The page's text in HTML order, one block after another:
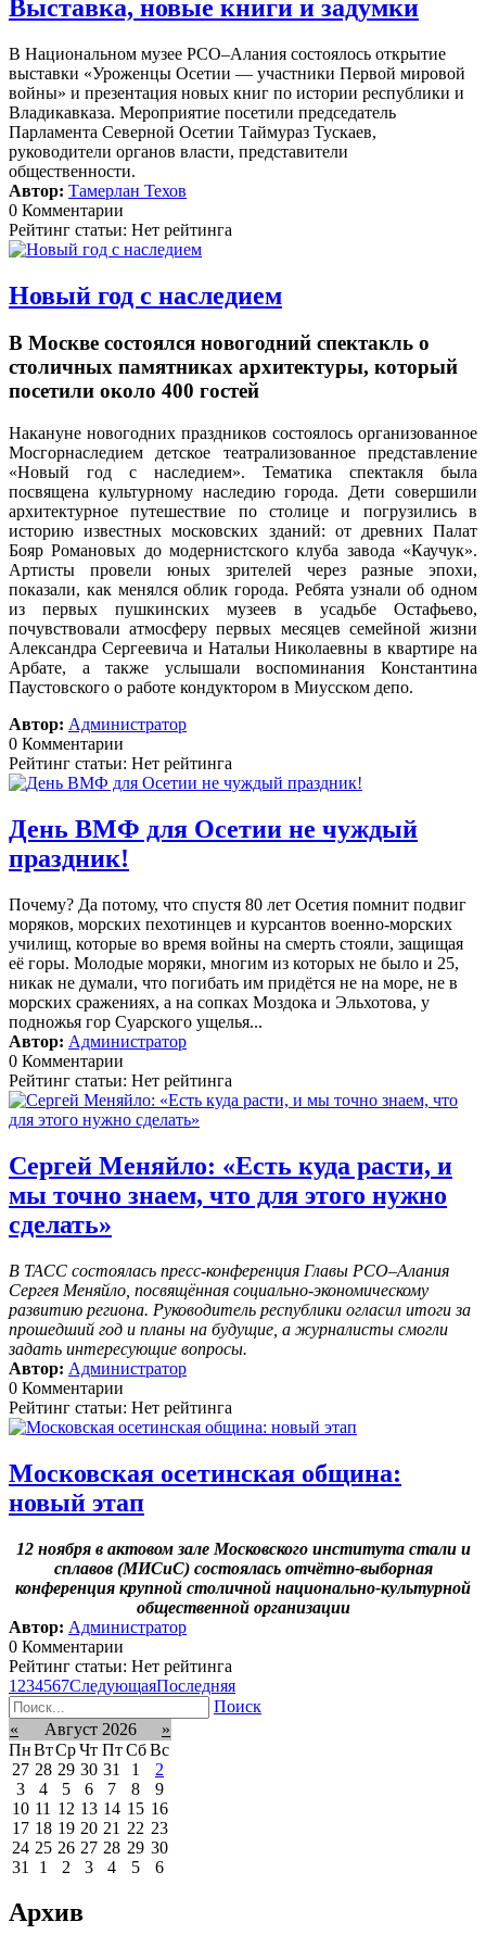
Выставка, новые книги и задумки
В Национальном музее РСО–Алания состоялось открытие
выставки «Уроженцы Осетии — участники Первой мировой
войны» и презентация новых книг по истории республики и
Владикавказа. Мероприятие посетили председатель
Парламента Северной Осетии Таймураз Тускаев,
руководители органов власти, представители
общественности.
Автор: Тамерлан Техов
0 Комментарии
Рейтинг статьи: Нет рейтинга
Новый год с наследием
В Москве состоялся новогодний спектакль о
столичных памятниках архитектуры, который
посетили около 400 гостей
Накануне новогодних праздников состоялось организованное
Мосгорнаследием детское театрализованное представление
«Новый год с наследием».
Тематика спектакля была
посвящена культурному наследию города. Дети совершили
архитектурное путешествие по столице и погрузились в
историю известных московских зданий: от древних Палат
Бояр Романовых до модернистского клуба завода «Каучук».
Артисты провели юных зрителей через разные эпохи,
показали, как менялся облик города. Ребята узнали об одном
из первых пушкинских музеев в усадьбе Остафьево,
почувствовали атмосферу первых месяцев семейной жизни
Александра Сергеевича и Натальи Николаевны в квартире на
Арбате, а также услышали воспоминания Константина
Паустовского о работе кондуктором в Миусском депо.
Автор: Администратор
0 Комментарии
Рейтинг статьи: Нет рейтинга
День ВМФ для Осетии не чуждый
праздник!
Почему? Да потому, что спустя 80 лет Осетия помнит подвиг
моряков, морских пехотинцев и курсантов военно-морских
училищ, которые во время войны на смерть стояли, защищая
её горы. Молодые моряки, многим из которых не было и 25,
никак не думали, что погибать им придётся не на море, не в
морских сражениях, а на сопках Моздока и Эльхотова, у
подножья гор Суарского ущелья...
Автор: Администратор
0 Комментарии
Рейтинг статьи: Нет рейтинга
Сергей Меняйло: «Есть куда расти, и
мы точно знаем, что для этого нужно
сделать»
В ТАСС состоялась пресс-конференция Главы РСО–Алания
Сергея Меняйло, посвящённая социально-экономическому
развитию региона. Руководитель республики огласил итоги за
прошедший год и планы на будущие, а журналисты смогли
задать интересующие вопросы.
Автор: Администратор
0 Комментарии
Рейтинг статьи: Нет рейтинга
Московская осетинская община:
новый этап
12 ноября в актовом зале Московского института стали и
сплавов (МИСиС) состоялась отчётно-выборная
конференция крупной столичной национально-культурной
общественной организации
Автор: Администратор
0 Комментарии
Рейтинг статьи: Нет рейтинга
1 234567СледующаяПоследняя
Поиск
«
Август 2026
»
ПнВтСрЧт Пт Сб Вс
27 28 29 30 31 1
2
3
4 5 6 7 8
9
10 11 12 13 14 15 16
17 18 19 20 21 22 23
24 25 26 27 28 29 30
31
1 2 3 4 5 6
Архив